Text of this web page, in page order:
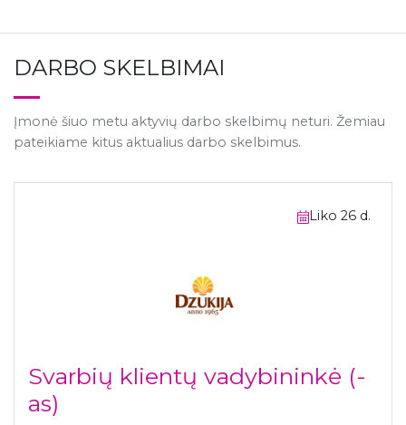
DARBO SKELBIMAI
Įmonė šiuo metu aktyvių darbo skelbimų neturi. Žemiau
pateikiame kitus aktualius darbo skelbimus.
Liko 26 d.
Svarbių klientų vadybininkė (-
as)